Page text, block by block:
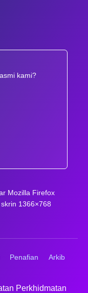
kami?
Mozilla Firefox
1366×768
Penafian
Arkib
Perkhidmatan